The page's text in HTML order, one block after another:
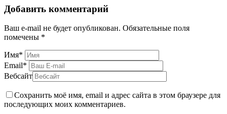
Добавить комментарий
Ваш e-mail не будет опубликован. Обязательные поля
помечены *
Имя*
Email*
Вебсайт
Сохранить моё имя, email и адрес сайта в этом браузере для
последующих моих комментариев.